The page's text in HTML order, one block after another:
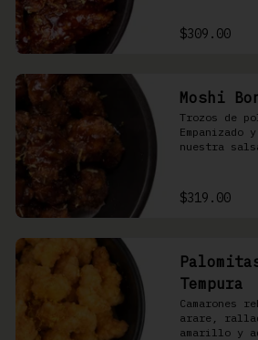
$309.00
Moshi
Trozos de
nuestra
$319.00
Tempura
Camarones
arare,
amarillo y